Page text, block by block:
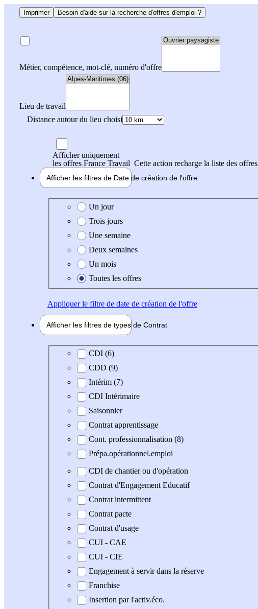
Imprimer Besoin d'aide sur la recherche d'offres d'emploi ?
Métier, compétence, mot-clé, numéro d'offre
Lieu de travail
Distance autour du lieu choisi
Afficher uniquement
les offres France Travail Cette action recharge la liste des offres
Afficher les filtres de Date de création de l'offre
Date de création de l'offre
Un jour
Trois jours
Une semaine
Deux semaines
Un mois
Toutes les offres
Appliquerle filtre de date de création de l'offre
Afficher les filtres de types de Contrat
Type de contrat
CDI (6)
CDD (9)
Intérim (7)
CDI Intérimaire
Saisonnier
Contrat apprentissage
Cont. professionnalisation (8)
Prépa.opérationnel.emploi
CDI de chantier ou d'opération
Contrat d'Engagement Educatif
Contrat intermittent
Contrat pacte
Contrat d'usage
CUI - CAE
CUI - CIE
Engagement à servir dans la réserve
Franchise
Insertion par l'activ.éco.